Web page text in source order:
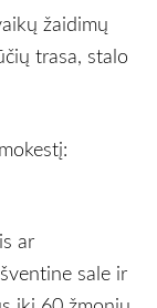
žaidimų
trasa, stalo
ar
sale ir